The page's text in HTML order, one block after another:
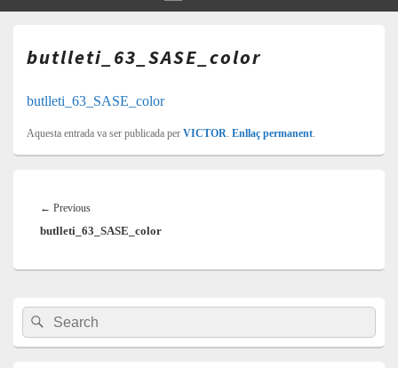
butlleti_63_SASE_color
butlleti_63_SASE_color
Aquesta entrada va ser publicada per VICTOR Enllaç permanent
d'entrades
← Previous
post:
butlleti_63_SASE_color
Barra
lateral
principal
Search
for:
Search